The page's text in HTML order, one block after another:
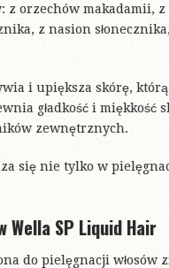
orzechów makadamii, z
z nasion
i upiększa skórę,
gładkość i miękkość
zewnętrznych.
się nie tylko w
Wella SP Liquid Hair
do pielęgnacji włosów